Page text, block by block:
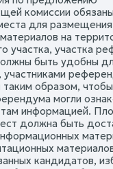
комиссии
для
на
участка, участка
быть удобны
участниками
таким образом,
могли
информацией.
должна быть
кандидатов,